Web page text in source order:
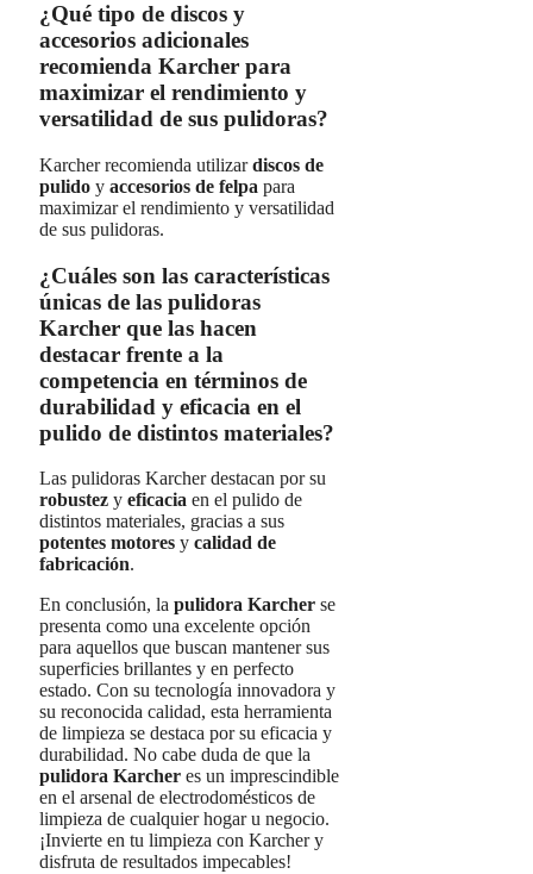
¿Qué tipo de discos y
accesorios adicionales
recomienda Karcher para
maximizar el rendimiento y
versatilidad de sus pulidoras?
Karcher recomienda utilizardiscos de
pulido y accesorios de felpa para
maximizar el rendimiento y versatilidad
de sus pulidoras.
¿Cuáles son las características
únicas de las pulidoras
Karcher que las hacen
destacar frente a la
competencia en términos de
durabilidad y eficacia en el
pulido de distintos materiales?
Las pulidoras Karcher destacan por su
robustez y eficacia en el pulido de
distintos materiales, gracias a sus
potentes motores y calidad de
fabricación.
En conclusión, la pulidora Karcher se
presenta como una excelente opción
para aquellos que buscan mantener sus
superficies brillantes y en perfecto
estado. Con su tecnología innovadora y
su reconocida calidad, esta herramienta
de limpieza se destaca por su eficacia y
durabilidad. No cabe duda de que la
pulidora Karcher es un imprescindible
en el arsenal de electrodomésticos de
limpieza de cualquier hogar u negocio.
¡Invierte en tu limpieza con Karcher y
disfruta de resultados impecables!